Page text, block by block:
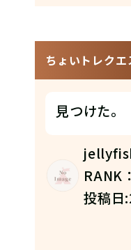
ちょいトレク
見つけた。
RANK
投稿日